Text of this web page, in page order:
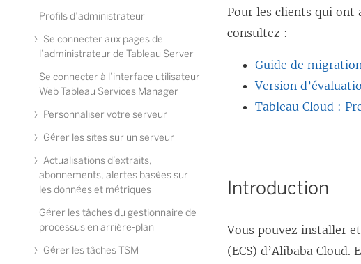
Profils d’administrateur
Se connecter aux pages de
l’administrateur de Tableau Server
Se connecter à l’interface utilisateur
Web Tableau Services Manager
Personnaliser votre serveur
Gérer les sites sur un serveur
Actualisations d’extraits,
abonnements, alertes basées sur
les données et métriques
Gérer les tâches du gestionnaire de
processus en arrière-plan
Gérer les tâches TSM
i
e
n
u
r
e
Pour les clients qui ont
consultez :
Guide de
Version
Tableau Cloud :
Introduction
Vous pouvez installer
(ECS) d’Alibaba